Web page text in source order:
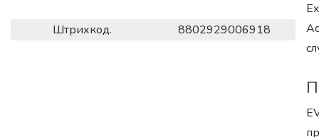
Штрихкод. 8802929006918